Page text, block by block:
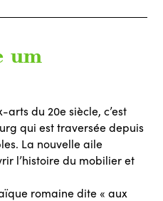
um
du 20e siècle, c’est
qui est traversée depuis
La nouvelle aile
l’histoire du mobilier et
romaine dite « aux